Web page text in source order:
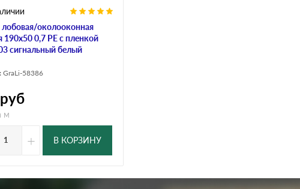
околооконная
190х50 0,7 PE с пленкой
сигнальный белый
GraLi-58386
м
+ В КОРЗИНУ